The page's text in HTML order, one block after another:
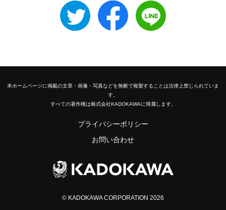
Twitter
で
る
Facebook
で
る
で
る
本ホームページに掲載の文章・画像・写真などを無断で複製することは法律上禁じられていま
す。
すべての著作権は株式会社KADOKAWAに帰属します。
プライバシーポリシー
お問い合わせ
© KADOKAWA CORPORATION 2026